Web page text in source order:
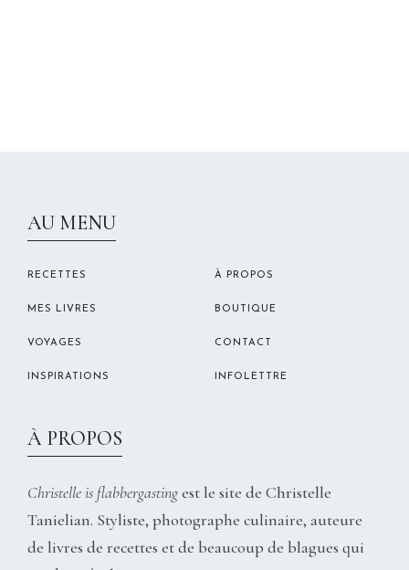
AU MENU
RECETTES
MES LIVRES
VOYAGES
INSPIRATIONS
À PROPOS
BOUTIQUE
CONTACT
INFOLETTRE
À PROPOS
Christelle is flabbergastingest le site de Christelle
Tanielian. Styliste, photographe culinaire, auteure
de livres de recettes et de beaucoup de blagues qui